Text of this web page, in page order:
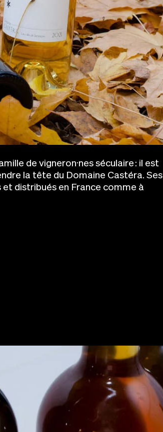
de vigneron·nes séculaire : il est
la tête du Domaine Castéra. Ses
distribués en France comme à